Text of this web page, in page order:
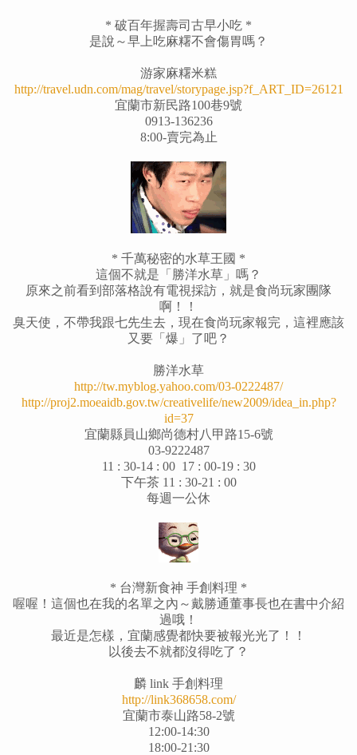
* 破百年握壽司古早小吃 *
是說～早上吃麻糬不會傷胃嗎？
游家麻糬米糕
http://travel.udn.com/mag/travel/storypage.jsp?f_ART_ID=26121
宜蘭市新民路100巷9號
0913-136236
8:00-賣完為止
* 千萬秘密的水草王國 *
這個不就是「勝洋水草」嗎？
原來之前看到部落格說有電視採訪，就是食尚玩家團隊
啊！！
臭天使，不帶我跟七先生去，現在食尚玩家報完，這裡應該
又要「爆」了吧？
勝洋水草
http://tw.myblog.yahoo.com/03-0222487/
http://proj2.moeaidb.gov.tw/creativelife/new2009/idea_in.php?
id=37
宜蘭縣員山鄉尚德村八甲路15-6號
03-9222487
11 : 30-14 : 00 17 : 00-19 : 30
下午茶 11 : 30-21 : 00
每週一公休
* 台灣新食神 手創料理 *
喔喔！這個也在我的名單之內～戴勝通董事長也在書中介紹
過哦！
最近是怎樣，宜蘭感覺都快要被報光光了！！
以後去不就都沒得吃了？
麟 link 手創料理
http://link368658.com/
宜蘭市泰山路58-2號
12:00-14:30
18:00-21:30